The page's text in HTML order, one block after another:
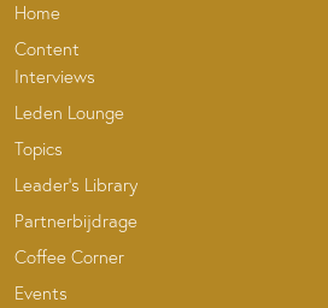
Home
Content
Interviews
Leden Lounge
Topics
Leader’s Library
Partnerbijdrage
Coffee Corner
Events